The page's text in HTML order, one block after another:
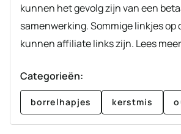
kunnen het gevolg zijn van een
samenwerking. Sommige linkjes op
kunnen affiliate links zijn. Lees
Categorieën:
borrelhapjes kerstmis